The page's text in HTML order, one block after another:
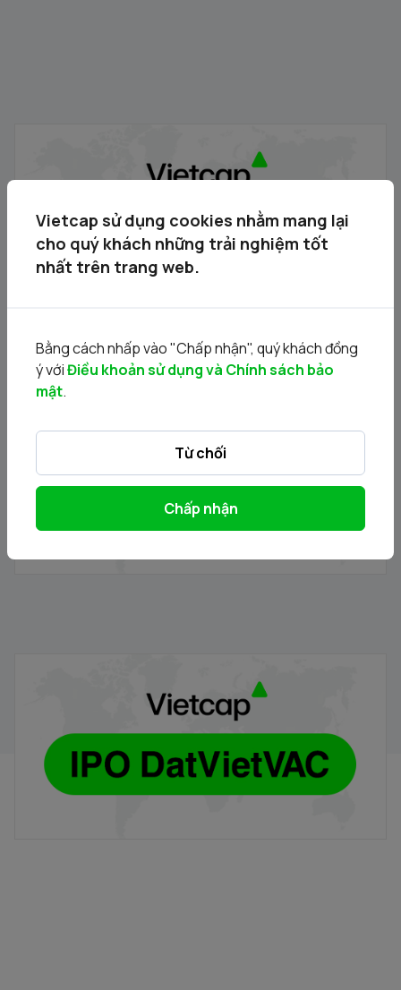
DVV - Thông báo Chào bán cổ phiếu lần đầu ra công
Holdings
30/07/2026
Vietcap sử dụng cookies nhằm mang lại
cho quý khách những trải nghiệm tốt
nhất trên trang web.
Bằng cách nhấp vào "Chấp nhận", quý khách đồng
ý vớiĐiều khoản sử dụng và Chính sách bảo
mật.
Từ chối
Chấp nhận